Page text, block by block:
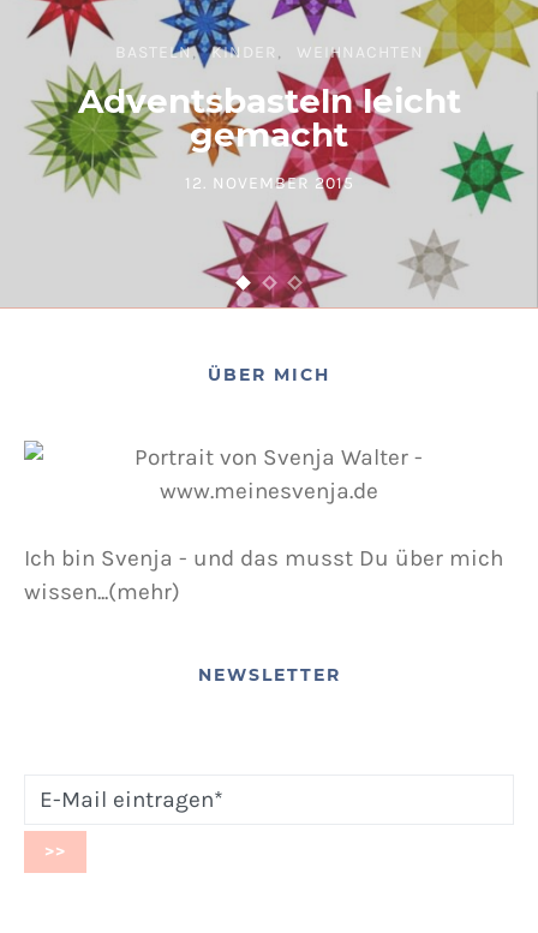
BASTELN KINDER WEIHNACHTEN
Adventsbasteln leicht
gemacht
POSTED ON
12. NOVEMBER 2015
ÜBER MICH
Ich bin Svenja - und das musst Du über mich
wissen...(mehr)
NEWSLETTER